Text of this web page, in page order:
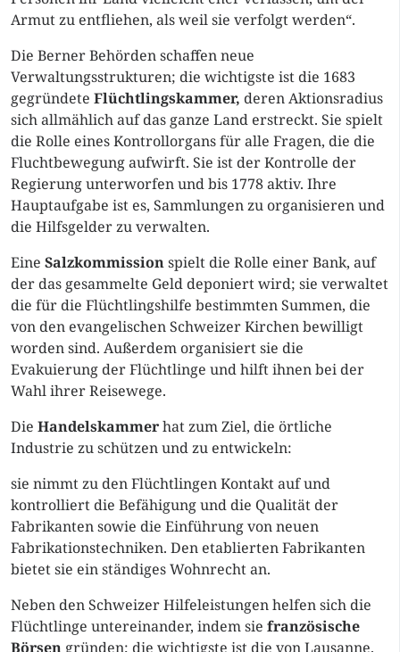
Armut zu entfliehen, als weil sie verfolgt werden“.
Die Berner Behörden schaffen neue
Verwaltungsstrukturen; die wichtigste ist die 1683
gegründete Flüchtlingskammer, deren Aktionsradius
sich allmählich auf das ganze Land erstreckt. Sie spielt
die Rolle eines Kontrollorgans für alle Fragen, die die
Fluchtbewegung aufwirft. Sie ist der Kontrolle der
Regierung unterworfen und bis 1778 aktiv. Ihre
Hauptaufgabe ist es, Sammlungen zu organisieren und
die Hilfsgelder zu verwalten.
Eine Salzkommissionspielt die Rolle einer Bank, auf
der das gesammelte Geld deponiert wird; sie verwaltet
die für die Flüchtlingshilfe bestimmten Summen, die
von den evangelischen Schweizer Kirchen bewilligt
worden sind. Außerdem organisiert sie die
Evakuierung der Flüchtlinge und hilft ihnen bei der
Wahl ihrer Reisewege.
Die Handelskammerhat zum Ziel, die örtliche
Industrie zu schützen und zu entwickeln:
sie nimmt zu den Flüchtlingen Kontakt auf und
kontrolliert die Befähigung und die Qualität der
Fabrikanten sowie die Einführung von neuen
Fabrikationstechniken. Den etablierten Fabrikanten
bietet sie ein ständiges Wohnrecht an.
Neben den Schweizer Hilfeleistungen helfen sich die
Flüchtlinge untereinander, indem sie französische
Börsen gründen; die wichtigste ist die von Lausanne.